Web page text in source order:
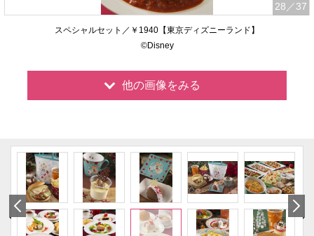
28 ／37
スペシャルセット／￥1940【東京ディズニーランド】
©Disney
他の画像をみる